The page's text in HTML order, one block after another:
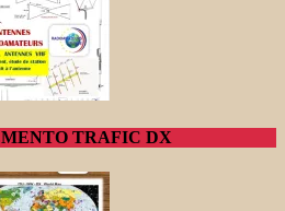
TRAFIC DX